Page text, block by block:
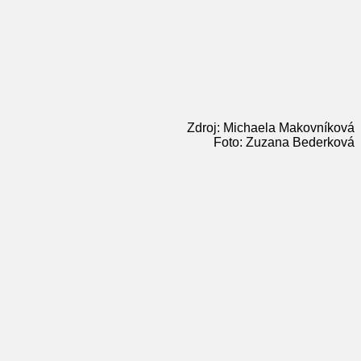
Zdroj: Michaela Makovníková
Foto: Zuzana Bederková